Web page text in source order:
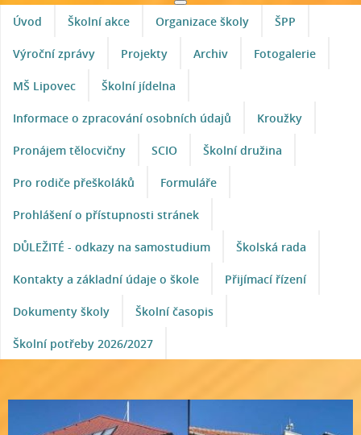
Úvod Školní akce Organizace školy ŠPP
Výroční zprávy Projekty Archiv Fotogalerie
MŠ Lipovec Školní jídelna
Informace o zpracování osobních údajů Kroužky
Pronájem tělocvičny SCIO Školní družina
Pro rodiče přeškoláků Formuláře
Prohlášení o přístupnosti stránek
DŮLEŽITÉ - odkazy na samostudium Školská rada
Kontakty a základní údaje o škole Přijímací řízení
Dokumenty školy Školní časopis
Školní potřeby 2026/2027